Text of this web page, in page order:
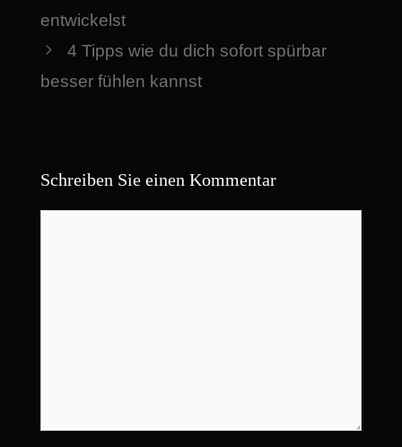
entwickelst
4 Tipps wie du dich sofort spürbar
besser fühlen kannst
Schreiben Sie einen Kommentar